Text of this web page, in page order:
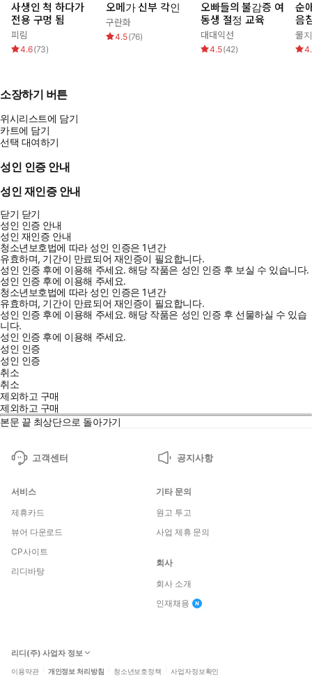
사생인 척 하다가
전용 구멍 됨
피림
4.6(73)
오메가 신부 각인
구란화
4.5(76)
오빠들의 불감증 여
동생 절정 교육
대대익선
4.5(42)
순
음
물
소장하기 버튼
위시리스트에 담기
카트에 담기
선택 대여하기
성인 인증 안내
성인 재인증 안내
닫기 닫기
성인 인증 안내
성인 재인증 안내
청소년보호법에 따라 성인 인증은 1년간
유효하며, 기간이 만료되어 재인증이 필요합니다.
성인 인증 후에 이용해 주세요.해당 작품은 성인 인증 후 보실 수 있습니다.
성인 인증 후에 이용해 주세요.
청소년보호법에 따라 성인 인증은 1년간
유효하며, 기간이 만료되어 재인증이 필요합니다.
성인 인증 후에 이용해 주세요.해당 작품은 성인 인증 후 선물하실 수 있습
니다.
성인 인증 후에 이용해 주세요.
성인 인증
성인 인증
취소
취소
제외하고 구매
제외하고 구매
본문 끝 최상단으로 돌아가기
고객센터 공지사항
서비스
제휴카드
뷰어 다운로드
CP사이트
리디바탕
기타 문의
원고 투고
사업 제휴 문의
회사
회사 소개
인재채용
리디(주) 사업자 정보
이용약관 개인정보 처리방침 청소년보호정책 사업자정보확인